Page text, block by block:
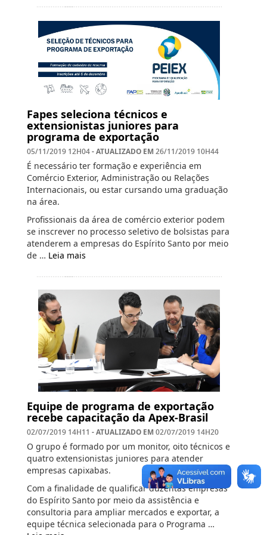
Fapes seleciona técnicos e
extensionistas juniores para
programa de exportação
05/11/2019 12H04- ATUALIZADO EM 26/11/2019 10H44
É necessário ter formação e experiência em
Comércio Exterior, Administração ou Relações
Internacionais, ou estar cursando uma graduação
na área.
Profissionais da área de comércio exterior podem
se inscrever no processo seletivo de bolsistas para
atenderem a empresas do Espírito Santo por meio
de … Leia mais
Equipe de programa de exportação
recebe capacitação da Apex-Brasil
02/07/2019 14H11 - ATUALIZADO EM 02/07/2019 14H20
O grupo é formado por um monitor, oito técnicos e
quatro extensionistas juniores para atender
empresas capixabas.
Com a finalidade de qualificar duzentas empresas
do Espírito Santo por meio da assistência e
consultoria para ampliar mercados e exportar, a
equipe técnica selecionada para o Programa …